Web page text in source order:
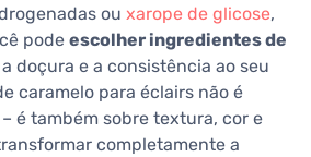
ou xarope de glicose,
pode escolher ingredientes de
doçura e a consistência ao seu
caramelo para éclairs não é
é também sobre textura, cor e
completamente a